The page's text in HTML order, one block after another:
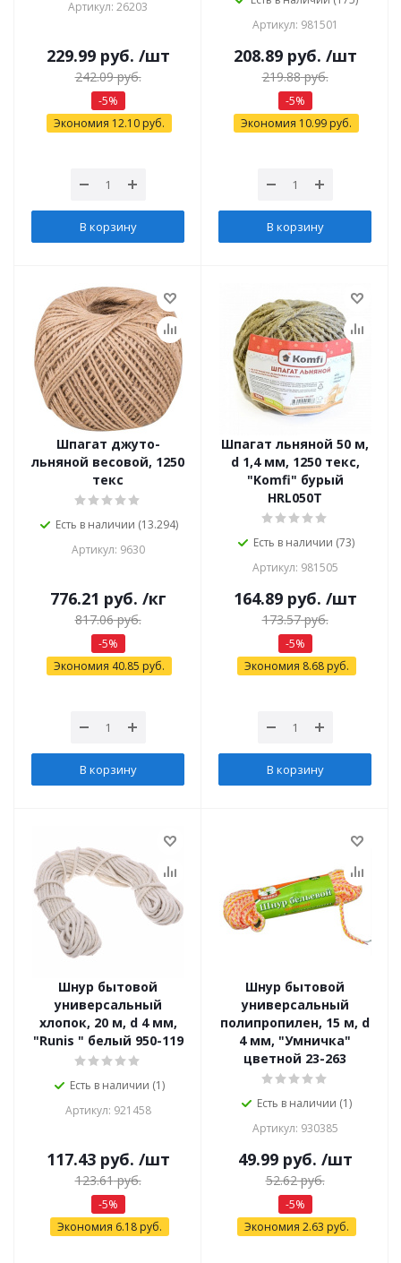
Артикул: 26203
229.99руб. /шт
242.09руб.
-5%
Экономия 12.10 руб.
В корзину
Артикул: 981501
208.89руб. /шт
219.88руб.
-5%
Экономия 10.99 руб.
В корзину
Шпагат джуто-
льняной весовой, 1250
текс
Есть в наличии (13.294)
Артикул: 9630
776.21 руб. /кг
817.06руб.
-5%
Экономия 40.85 руб.
В корзину
Шпагат льняной 50 м,
d 1,4 мм, 1250 текс,
"Komfi" бурый
HRL050T
Есть в наличии (73)
Артикул: 981505
164.89руб. /шт
173.57руб.
-5%
Экономия 8.68руб.
В корзину
Шнур бытовой
универсальный
хлопок, 20 м, d 4 мм,
"Runis " белый 950-119
Есть в наличии (1)
Артикул: 921458
117.43руб. /шт
123.61руб.
-5%
Экономия 6.18руб.
Шнур бытовой
универсальный
полипропилен, 15 м, d
4 мм, "Умничка"
цветной 23-263
Есть в наличии (1)
Артикул: 930385
49.99руб. /шт
52.62руб.
-5%
Экономия 2.63 руб.